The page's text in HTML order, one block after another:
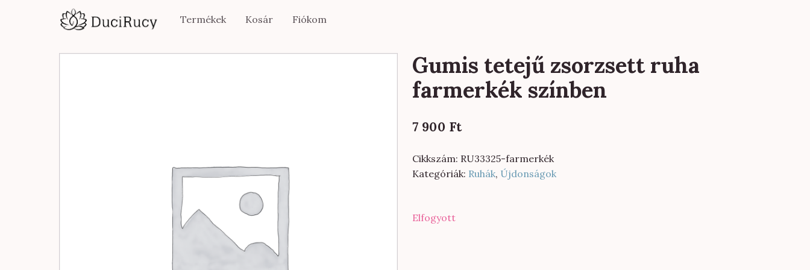
Termékek Kosár Fiókom
Gumis tetejű zsorzsett ruha
farmerkék színben
7 900 Ft
Cikkszám: RU33325-farmerkék
Kategóriák: Ruhák, Újdonságok
Elfogyott